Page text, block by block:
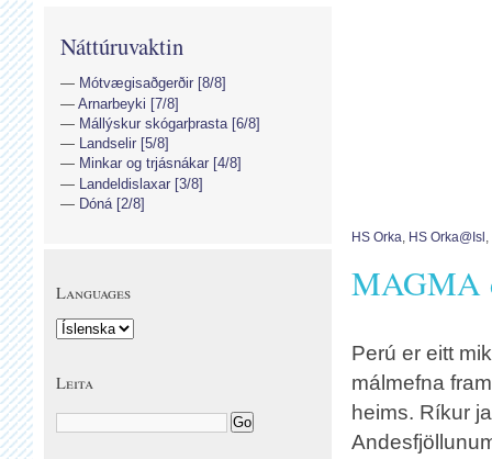
HS Orka, HS Orka@isl ,
MAGMA
Perú er eitt
málmefna
heims. Ríkur
Náttúruvaktin
Mótvægisaðgerðir [8/8]
Arnarbeyki [7/8]
Mállýskur skógarþrasta [6/8]
Landselir [5/8]
Minkar og trjásnákar [4/8]
Landeldislaxar [3/8]
Dóná [2/8]
Languages
Leita